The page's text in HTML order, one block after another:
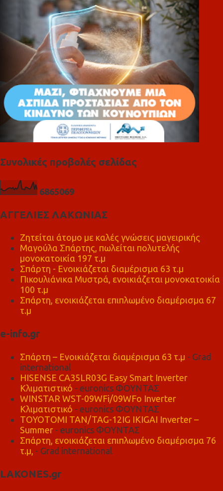
Συνολικές προβολές σελίδας
6865069
ΑΓΓΕΛΙΕΣ ΛΑΚΩΝΙΑΣ
Ζητείται άτομο με καλές γνώσεις μαγειρικής
Μαγούλα Σπάρτης, πωλείται πολυτελής
μονοκατοικία 197 τ.μ
Σπάρτη - Ενοικιάζεται διαμέρισμα 63 τ.μ
Πικουλιάνικα Μυστρά, ενοικιάζεται μονοκατοικία
100 τ.μ
Σπάρτη, ενοικιάζεται επιπλωμένο διαμέρισμα 67
τ.μ
e-info.gr
Σπάρτη – Ενοικιάζεται διαμέρισμα 63 τ.μ - Grad
international
HISENSE CA35LR03G Easy Smart Inverter
Κλιματιστικό - euronics ΦΟΥΝΤΑΣ
WINSTAR WST-09WFi/09WFo Inverter
Κλιματιστικό - euronics ΦΟΥΝΤΑΣ
TOYOTOMI TAN/TAG-12IG IKIGAI Inverter –
Summer - euronics ΦΟΥΝΤΑΣ
Σπάρτη, ενοικιάζεται επιπλωμένο διαμέρισμα 76
τ.μ, - Grad international
LAKONES.gr